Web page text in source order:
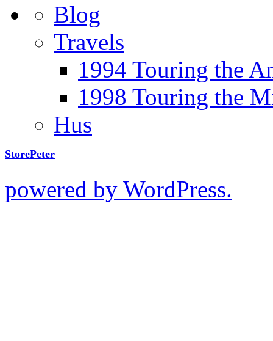
Blog
Travels
1994 Touring the
1998 Touring the
Hus
StorePeter
powered by WordPress.